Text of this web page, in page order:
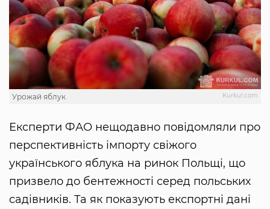
Kurkul.com
Урожай яблук
Експерти ФАО нещодавно повідомляли про
перспективність імпорту свіжого
українського яблука на ринок Польщі, що
призвело до бентежності серед польських
садівників. Та як показують експортні дані